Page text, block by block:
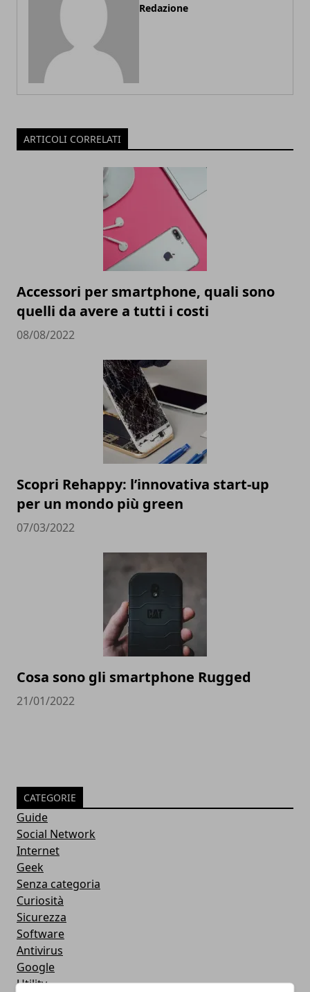
Redazione
ARTICOLI CORRELATI
Accessori per smartphone, quali sono
quelli da avere a tutti i costi
08/08/2022
Scopri Rehappy: l’innovativa start-up
per un mondo più green
07/03/2022
Cosa sono gli smartphone Rugged
21/01/2022
CATEGORIE
Guide
Social Network
Internet
Geek
Senza categoria
Curiosità
Sicurezza
Software
Antivirus
Google
Utility